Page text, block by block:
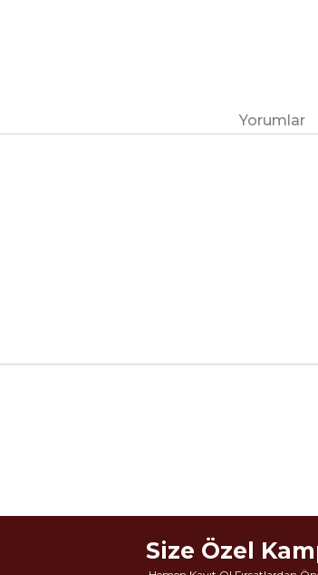
Yorumlar
Size Özel